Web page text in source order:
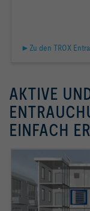
►Zu den TROX
AKTIVE
EINFACH